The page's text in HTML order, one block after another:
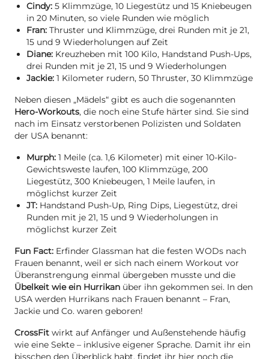
Cindy: 5 Klimmzüge, 10 Liegestütz und 15 Kniebeugen
in 20 Minuten, so viele Runden wie möglich
Fran: Thruster und Klimmzüge, drei Runden mit je 21,
15 und 9 Wiederholungen auf Zeit
Diane: Kreuzheben mit 100 Kilo, Handstand Push-Ups,
drei Runden mit je 21, 15 und 9 Wiederholungen
Jackie: 1 Kilometer rudern, 50 Thruster, 30 Klimmzüge
Neben diesen „Mädels“ gibt es auch die sogenannten
Hero-Workouts, die noch eine Stufe härter sind. Sie sind
nach im Einsatz verstorbenen Polizisten und Soldaten
der USA benannt:
Murph: 1 Meile (ca. 1,6 Kilometer) mit einer 10-Kilo-
Gewichtsweste laufen, 100 Klimmzüge, 200
Liegestütz, 300 Kniebeugen, 1 Meile laufen, in
möglichst kurzer Zeit
JT: Handstand Push-Up, Ring Dips, Liegestütz, drei
Runden mit je 21, 15 und 9 Wiederholungen in
möglichst kurzer Zeit
Fun Fact: Erfinder Glassman hat die festen WODs nach
Frauen benannt, weil er sich nach einem Workout vor
Überanstrengung einmal übergeben musste und die
Übelkeit wie ein Hurrikan über ihn gekommen sei. In den
USA werden Hurrikans nach Frauen benannt – Fran,
Jackie und Co. waren geboren!
CrossFit wirkt auf Anfänger und Außenstehende häufig
wie eine Sekte – inklusive eigener Sprache. Damit ihr ein
bisschen den Überblick habt, findet ihr hier noch die